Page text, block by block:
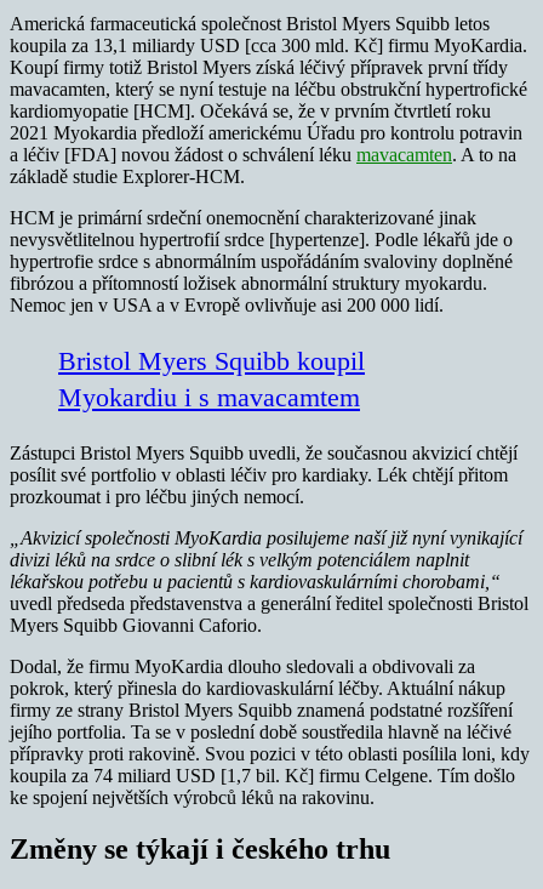
Americká farmaceutická společnost Bristol Myers Squibb letos
koupila za 13,1 miliardy USD [cca 300 mld. Kč] firmu MyoKardia.
Koupí firmy totiž Bristol Myers získá léčivý přípravek první třídy
mavacamten, který se nyní testuje na léčbu obstrukční hypertrofické
kardiomyopatie [HCM]. Očekává se, že v prvním čtvrtletí roku
2021 Myokardia předloží americkému Úřadu pro kontrolu potravin
a léčiv [FDA] novou žádost o schválení léku mavacamten. A to na
základě studie Explorer-HCM.
HCM je primární srdeční onemocnění charakterizované jinak
nevysvětlitelnou hypertrofií srdce [hypertenze]. Podle lékařů jde o
hypertrofie srdce s abnormálním uspořádáním svaloviny doplněné
fibrózou a přítomností ložisek abnormální struktury myokardu.
Nemoc jen v USA a v Evropě ovlivňuje asi 200 000 lidí.
Bristol Myers Squibb koupil
Myokardiu i s mavacamtem
Zástupci Bristol Myers Squibb uvedli, že současnou akvizicí chtějí
posílit své portfolio v oblasti léčiv pro kardiaky. Lék chtějí přitom
prozkoumat i pro léčbu jiných nemocí.
„Akvizicí společnosti MyoKardia posilujeme naší již nyní vynikající
divizi léků na srdce o slibní lék s velkým potenciálem naplnit
lékařskou potřebu u pacientů s kardiovaskulárními chorobami,“
uvedl předseda představenstva a generální ředitel společnosti Bristol
Myers Squibb Giovanni Caforio.
Dodal, že firmu MyoKardia dlouho sledovali a obdivovali za
pokrok, který přinesla do kardiovaskulární léčby. Aktuální nákup
firmy ze strany Bristol Myers Squibb znamená podstatné rozšíření
jejího portfolia. Ta se v poslední době soustředila hlavně na léčivé
přípravky proti rakovině. Svou pozici v této oblasti posílila loni, kdy
koupila za 74 miliard USD [1,7 bil. Kč] firmu Celgene. Tím došlo
ke spojení největších výrobců léků na rakovinu.
Změny se týkají i českého trhu